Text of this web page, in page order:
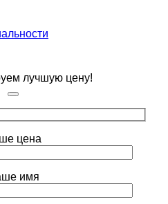
лучшую цену!
цена
имя